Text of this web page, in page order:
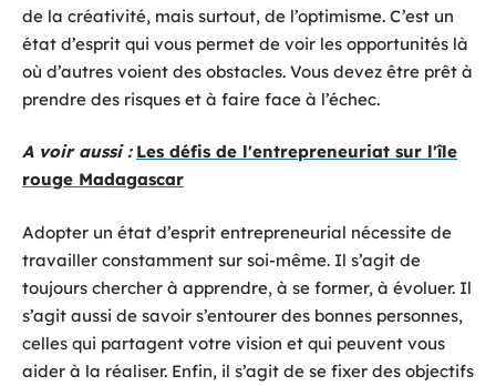
de la créativité, mais surtout, de l’optimisme. C’est un
état d’esprit qui vous permet de voir les opportunités là
où d’autres voient des obstacles. Vous devez être prêt à
prendre des risques et à faire face à l’échec.
A voir aussi : Les défis de l'entrepreneuriat sur l'île
rouge Madagascar
Adopter un état d’esprit entrepreneurial nécessite de
travailler constamment sur soi-même. Il s’agit de
toujours chercher à apprendre, à se former, à évoluer. Il
s’agit aussi de savoir s’entourer des bonnes personnes,
celles qui partagent votre vision et qui peuvent vous
aider à la réaliser. Enfin, il s’agit de se fixer des objectifs